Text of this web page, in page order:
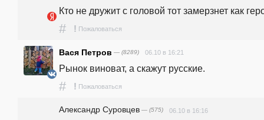
Кто не дружит с головой тот замерзнет как
# ! Пожаловаться
Вася Петров — (8289) 06.10 в 16:21
Рынок виноват, а скажут русские.
# ! Пожаловаться
Александр Суровцев — (575) 06.10 в 16:16